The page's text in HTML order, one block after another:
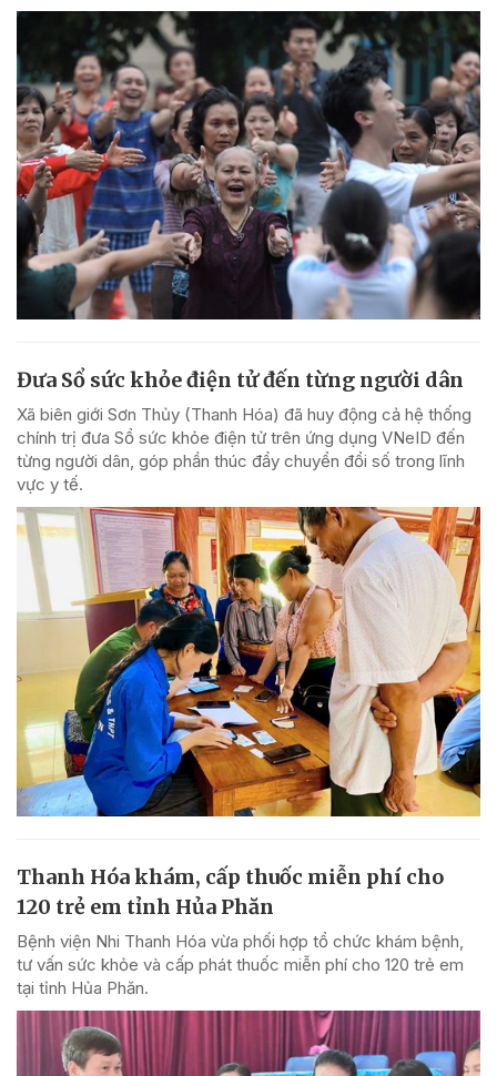
Đưa Sổ sức khỏe điện tử đến từng người dân
Xã biên giới Sơn Thủy (Thanh Hóa) đã huy động cả hệ thống
chính trị đưa Sổ sức khỏe điện tử trên ứng dụng VNeID đến
từng người dân, góp phần thúc đẩy chuyển đổi số trong lĩnh
vực y tế.
Thanh Hóa khám, cấp thuốc miễn phí cho
120 trẻ em tỉnh Hủa Phăn
Bệnh viện Nhi Thanh Hóa vừa phối hợp tổ chức khám bệnh,
tư vấn sức khỏe và cấp phát thuốc miễn phí cho 120 trẻ em
tại tỉnh Hủa Phăn.